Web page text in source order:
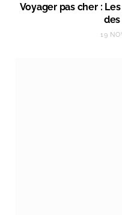
Voyager pas cher :
19